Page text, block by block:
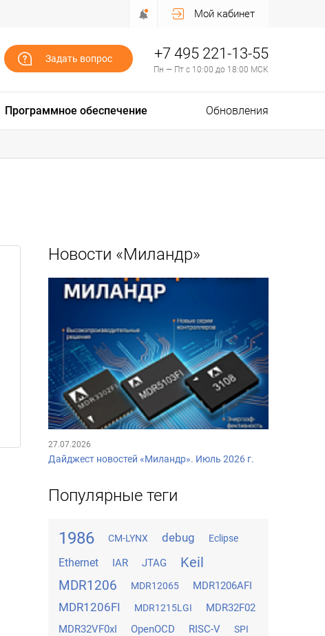
Мой кабинет
Задать вопрос +7 495 221-13-55
Пн — Пт с 10:00 до 18:00 МСК
Программное обеспечение Обновления
Новости «Миландр»
27.07.2026
Дайджест новостей «Миландр». Июль 2026 г.
Популярные теги
1986 CM-LYNX debug Eclipse
Ethernet IAR JTAG Keil
MDR1206 MDR12065 MDR1206AFI
MDR1206FI MDR1215LGI
MDR32F02
MDR32VF0xI
OpenOCD RISC-V SPI